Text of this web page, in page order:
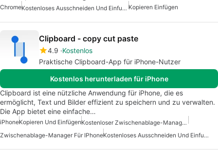
Chrome Kostenloses Ausschneiden Und Einfuegen Kopieren Einfügen
Clipboard - copy cut paste
4.9 Kostenlos
Praktische Clipboard-App für iPhone-Nutzer
Kostenlos herunterladen für iPhone
Clipboard ist eine nützliche Anwendung für iPhone, die es
ermöglicht, Text und Bilder effizient zu speichern und zu verwalten.
Die App bietet eine einfache…
iPhoneKopieren Und Einfügen
Kostenloser Zwischenablage-Manager Für IPhone
Zwischenablage-Manager Für IPhone
Kostenloses Ausschneiden Und Einfuegen